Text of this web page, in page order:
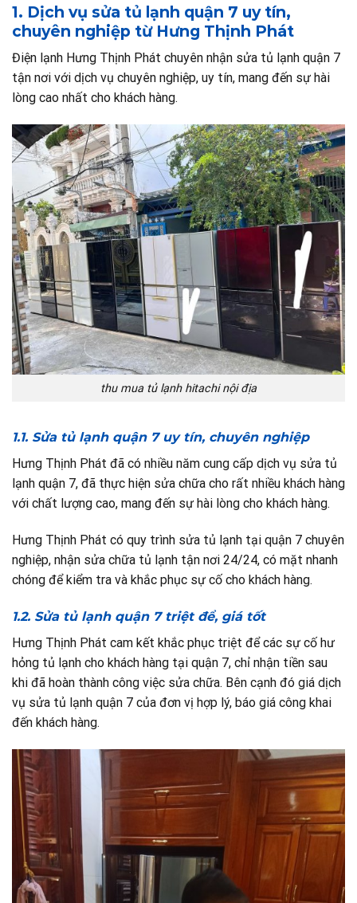
1. Dịch vụ sửa tủ lạnh quận 7 uy tín,
chuyên nghiệp từ Hưng Thịnh Phát
Điện lạnh Hưng Thịnh Phát chuyên nhận sửa tủ lạnh quận 7
tận nơi với dịch vụ chuyên nghiệp, uy tín, mang đến sự hài
lòng cao nhất cho khách hàng.
thu mua tủ lạnh hitachi nội địa
1.1. Sửa tủ lạnh quận 7 uy tín, chuyên nghiệp
Hưng Thịnh Phát đã có nhiều năm cung cấp dịch vụ sửa tủ
lạnh quận 7, đã thực hiện sửa chữa cho rất nhiều khách hàng
với chất lượng cao, mang đến sự hài lòng cho khách hàng.
Hưng Thịnh Phát có quy trình sửa tủ lạnh tại quận 7 chuyên
nghiệp, nhận sửa chữa tủ lạnh tận nơi 24/24, có mặt nhanh
chóng để kiểm tra và khắc phục sự cố cho khách hàng.
1.2. Sửa tủ lạnh quận 7 triệt để, giá tốt
Hưng Thịnh Phát cam kết khắc phục triệt để các sự cố hư
hỏng tủ lạnh cho khách hàng tại quận 7, chỉ nhận tiền sau
khi đã hoàn thành công việc sửa chữa. Bên cạnh đó giá dịch
vụ sửa tủ lạnh quận 7 của đơn vị hợp lý, báo giá công khai
đến khách hàng.